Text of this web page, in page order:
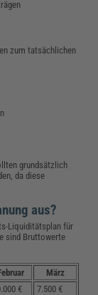
zum tatsächlichen
grundsätzlich
da diese
aus?
Liquiditätsplan für
sind Bruttowerte
März
€
7.500 €